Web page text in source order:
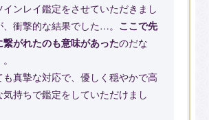
インレイ鑑定をさせていただきまし
、衝撃的な結果でした…。 ここで先
繋がれたのも意味があったのだな
も真摯な対応で、優しく穏やかで高
気持ちで鑑定をしていただけまし